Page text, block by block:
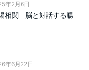
年2月6日
相関：脳と対話する腸
年6月22日